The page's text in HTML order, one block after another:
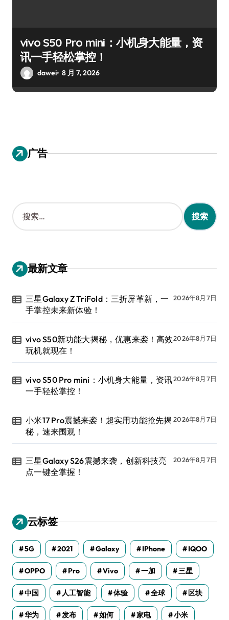
vivo S50 Pro mini：小机身大能量，资
讯一手轻松掌控！
dawei 8 月 7, 2026
广告
搜
索
：
最新文章
三星Galaxy Z TriFold：三折屏革新，一
手掌控未来新体验！
2026年8月7日
vivo S50新功能大揭秘，优惠来袭！高效
玩机就现在！
2026年8月7日
vivo S50 Pro mini：小机身大能量，资讯
一手轻松掌控！
2026年8月7日
小米17 Pro震撼来袭！超实用功能抢先揭
秘，速来围观！
2026年8月7日
三星Galaxy S26震撼来袭，创新科技亮
点一键全掌握！
2026年8月7日
云标签
5G 2021 Galaxy IPhone IQOO
OPPO Pro Vivo 一加 三星
中国 人工智能 体验 全球 区块
华为 发布 如何 家电 小米